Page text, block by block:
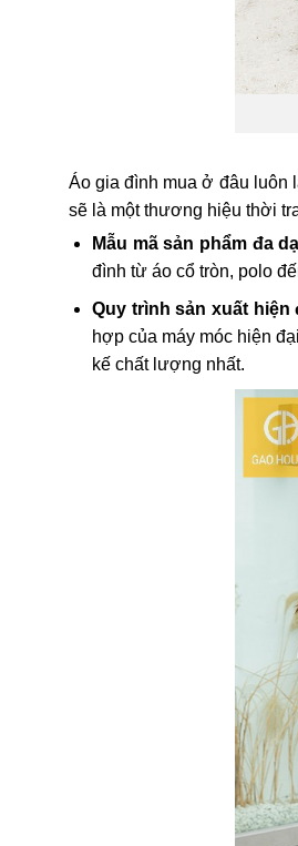
Áo gia đình mua ở đâu luôn
sẽ là một thương hiệu thời
Mẫu mã sản phẩm đa
đình từ áo cổ tròn, polo
Quy trình sản xuất hiện
hợp của máy móc hiện
kế chất lượng nhất.